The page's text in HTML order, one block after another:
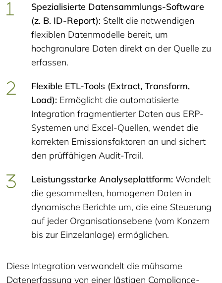
Spezialisierte Datensammlungs-Software
(z. B. ID-Report): Stellt die notwendigen
flexiblen Datenmodelle bereit, um
hochgranulare Daten direkt an der Quelle zu
erfassen.
Flexible ETL-Tools (Extract, Transform,
Load): Ermöglicht die automatisierte
Integration fragmentierter Daten aus ERP-
Systemen und Excel-Quellen, wendet die
korrekten Emissionsfaktoren an und sichert
den prüffähigen Audit-Trail.
Leistungsstarke Analyseplattform: Wandelt
die gesammelten, homogenen Daten in
dynamische Berichte um, die eine Steuerung
auf jeder Organisationsebene (vom Konzern
bis zur Einzelanlage) ermöglichen.
Diese Integration verwandelt die mühsame
Datenerfassung von einer lästigen Compliance-